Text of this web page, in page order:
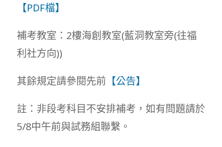
【PDF檔】
補考教室：2樓海創教室(藍洞教室旁(往福
利社方向))
其餘規定請參閱先前 【公告】
註：非段考科目不安排補考，如有問題請於
5/8中午前與試務組聯繫。